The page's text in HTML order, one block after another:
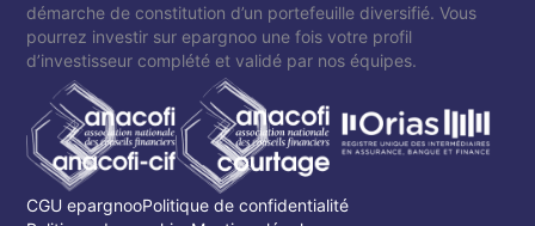
démarche de constitution d’un portefeuille diversifié. Vous
pourrez investir sur epargnoo une fois votre profil
d’investisseur complété et validé par nos équipes.
CGU epargnooPolitique de confidentialité